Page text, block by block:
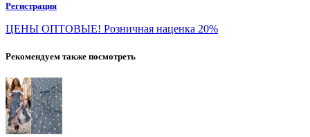
Регистрация
ЦЕНЫ ОПТОВЫЕ! Розничная наценка 20%
Рекомендуем также посмотреть